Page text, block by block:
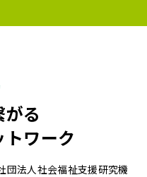
る
ワーク
団法人社会福祉支援研究機